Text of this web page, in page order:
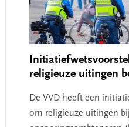
religieuze uitingen
De VVD heeft een
om religieuze uitingen